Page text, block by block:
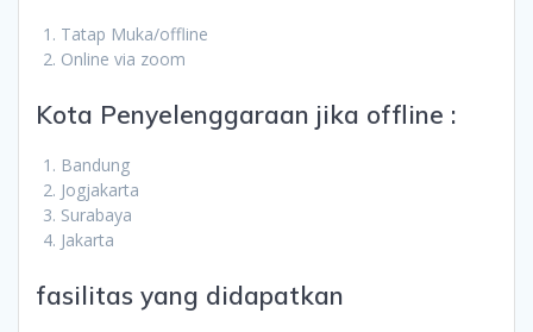
Tatap Muka/offline
Online via zoom
Kota Penyelenggaraan jika offline :
Bandung
Jogjakarta
Surabaya
Jakarta
fasilitas yang didapatkan